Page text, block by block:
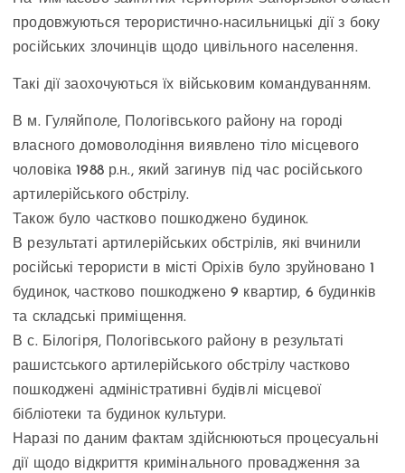
продовжуються терористично-насильницькі дії з боку
російських злочинців щодо цивільного населення.
Такі дії заохочуються їх військовим командуванням.
В м. Гуляйполе, Пологівського району на городі
власного домоволодіння виявлено тіло місцевого
чоловіка 1988 р.н., який загинув під час російського
артилерійського обстрілу.
Також було частково пошкоджено будинок.
В результаті артилерійських обстрілів, які вчинили
російські терористи в місті Оріхів було зруйновано 1
будинок, частково пошкоджено 9 квартир, 6 будинків
та складські приміщення.
В с. Білогіря, Пологівського району в результаті
рашистського артилерійського обстрілу частково
пошкоджені адміністративні будівлі місцевої
бібліотеки та будинок культури.
Наразі по даним фактам здійснюються процесуальні
дії щодо відкриття кримінального провадження за